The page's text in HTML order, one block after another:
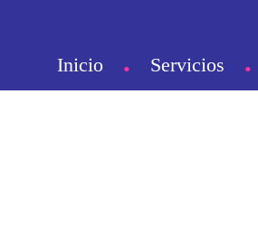
Inicio • Servicios •